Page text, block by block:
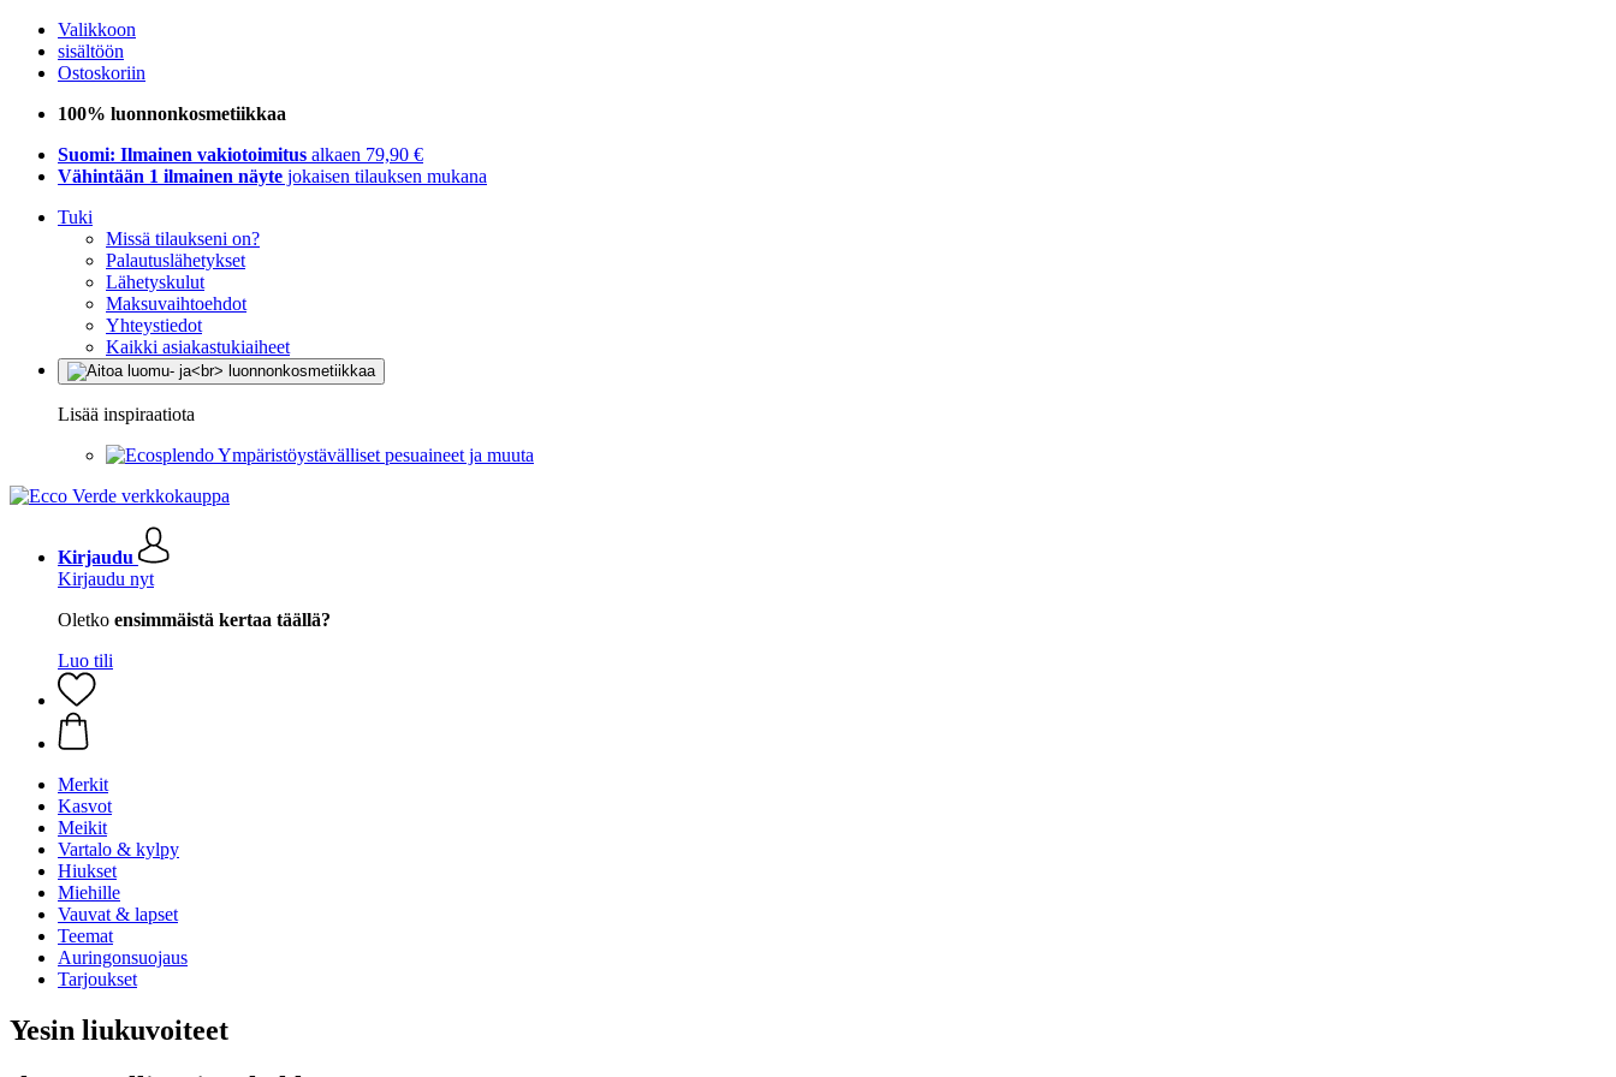
Valikkoon
sisältöön
Ostoskoriin
100% luonnonkosmetiikkaa
Suomi: Ilmainen vakiotoimitus alkaen 79,90 €
Vähintään 1 ilmainen näyte jokaisen tilauksen mukana
Tuki
Missä tilaukseni on?
Palautuslähetykset
Lähetyskulut
Maksuvaihtoehdot
Yhteystiedot
Kaikki asiakastukiaiheet
Lisää inspiraatiota
Ympäristöystävälliset pesuaineet ja muuta
Kirjaudu
Kirjaudu nyt
Oletko ensimmäistä kertaa täällä?
Luo tili
Merkit
Kasvot
Meikit
Vartalo & kylpy
Hiukset
Miehille
Vauvat & lapset
Teemat
Auringonsuojaus
Tarjoukset
Yesin liukuvoiteet